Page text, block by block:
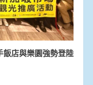
店與樂園強勢登陸